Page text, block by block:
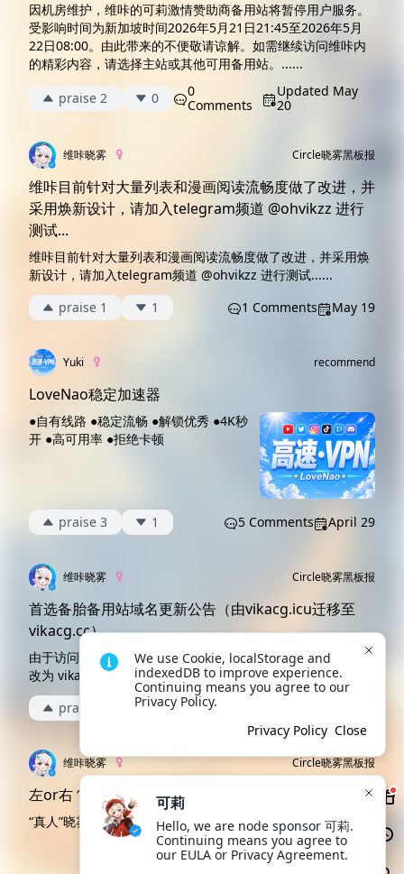
因机房维护，维咔的可莉激情赞助商备用站将暂停用户服务。
受影响时间为新加坡时间2026年5月21日21:45至2026年5月
22日08:00。由此带来的不便敬请谅解。如需继续访问维咔内
的精彩内容，请选择主站或其他可用备用站。......
praise 2
0
0
Comments
Updated May
20
维咔晓雾 Circle晓雾黑板报
维咔目前针对大量列表和漫画阅读流畅度做了改进，并
采用焕新设计，请加入telegram频道 @ohvikzz 进行
测试...
维咔目前针对大量列表和漫画阅读流畅度做了改进，并采用焕
新设计，请加入telegram频道 @ohvikzz 进行测试......
praise 1
1 1 Comments May 19
Yuki recommend
LoveNao稳定加速器
●自有线路 ●稳定流畅 ●解锁优秀 ●4K秒
开 ●高可用率 ●拒绝卡顿
praise 3 1 5 Comments April 29
维咔晓雾 Circle晓雾黑板报
首选备胎备用站域名更新公告（由vikacg.icu迁移至
vikacg.cc）
由于访问性不稳定，我们已经将首选备胎的域名由 vikacg.icu
改为 vikacg.cc，请在网页端使用此备用站的咔友及时跳
praise 4
1
维咔晓雾 Circle晓雾黑板报
左or右？
“真人”晓雾x虚拟晓雾...
We use Cookie, localStorage and
indexedDB to improve experience.
Continuing means you agree to our
Privacy Policy.
Privacy Policy Close
可莉
Hello, we are node sponsor 可莉.
Continuing means you agree to
our EULA or Privacy Agreement.